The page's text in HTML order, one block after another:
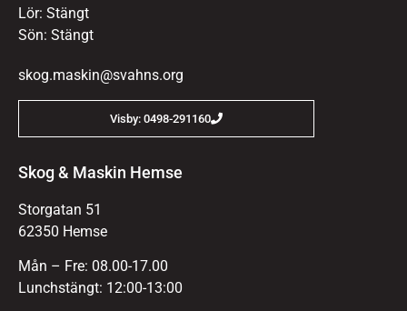
Lör: Stängt
Sön: Stängt
skog.maskin@svahns.org
Visby: 0498-291160
Skog & Maskin Hemse
Storgatan 51
62350 Hemse
Mån – Fre: 08.00-17.00
Lunchstängt: 12:00-13:00